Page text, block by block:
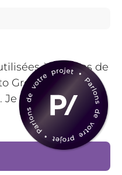
à des fins de
Groupe,
peux me